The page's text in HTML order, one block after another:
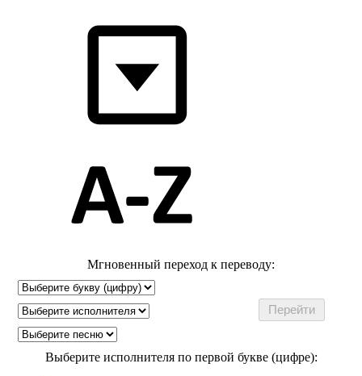
Мгновенный переход к переводу:
Выберите исполнителя по первой букве (цифре):